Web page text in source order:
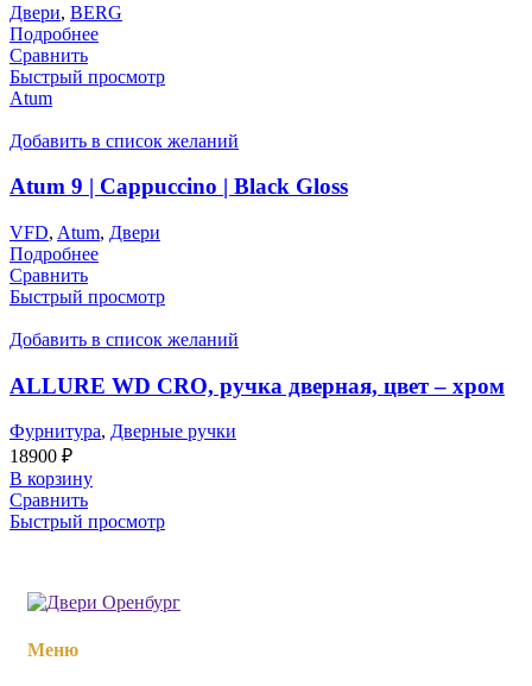
Двери, BERG
Подробнее
Сравнить
Быстрый просмотр
Atum
Добавить в список желаний
Atum 9 | Cappuccino | Black Gloss
VFD, Atum, Двери
Подробнее
Сравнить
Быстрый просмотр
Добавить в список желаний
ALLURE WD CRO, ручка дверная, цвет – хром
Фурнитура, Дверные ручки
18900 ₽
В корзину
Сравнить
Быстрый просмотр
Меню